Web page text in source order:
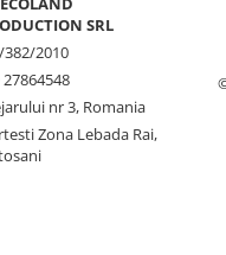
SRL
382/2010
27864548
nr 3, Romania
Zona Lebada Rai,